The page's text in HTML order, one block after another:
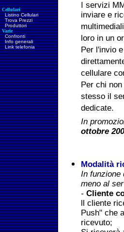
Cellulari
Listino Cellulari
Trova Prezzi
Produttori
Varie
Confronti
Info generali
Link telefonia
I servizi
inviare e
loro in un
Per l'invio
cellulare
Per chi
stesso il
dedicate.
In
ottobre
Modalità
In funzione
meno al
- Cliente
ll cliente
Push" che
ricevuto;